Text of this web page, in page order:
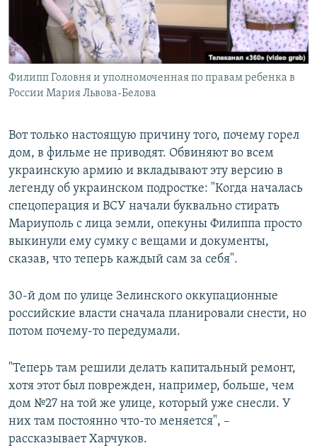
Филипп Головня и уполномоченная по правам ребенка в
России Мария Львова-Белова
Вот только настоящую причину того, почему горел
дом, в фильме не приводят. Обвиняют во всем
украинскую армию и вкладывают эту версию в
легенду об украинском подростке: "Когда началась
спецоперация и ВСУ начали буквально стирать
Мариуполь с лица земли, опекуны Филиппа просто
выкинули ему сумку с вещами и документы,
сказав, что теперь каждый сам за себя".
30-й дом по улице Зелинского оккупационные
российские власти сначала планировали снести, но
потом почему-то передумали.
"Теперь там решили делать капитальный ремонт,
хотя этот был поврежден, например, больше, чем
дом №27 на той же улице, который уже снесли. У
них там постоянно что-то меняется", –
рассказывает Харчуков.